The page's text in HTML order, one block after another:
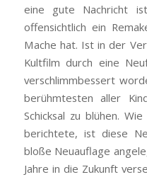
eine gute Nachricht
offensichtlich ein
Mache hat. Ist in der
Kultfilm durch eine
verschlimmbessert
berühmtesten aller
Schicksal zu blühen.
berichtete, ist diese
bloße Neuauflage
Jahre in die Zukunft